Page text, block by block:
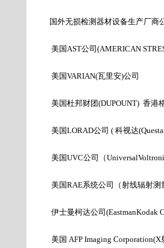
国外无损检测器材设备生产厂商
美国AST公司(AMERICAN
美国VARIAN(瓦里安)公司
美国杜邦财团(DUPOUNT) 香港
美国LORAD公司 ( 科视达
美国UVC公司（
美国RAE系统公司 （射线辐射
伊士曼柯达公司(EastmanKodak
美国 AFP Imaging Corporation(X